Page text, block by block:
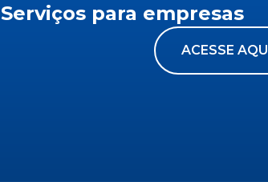
Serviços para empresas
ACESSE AQUI